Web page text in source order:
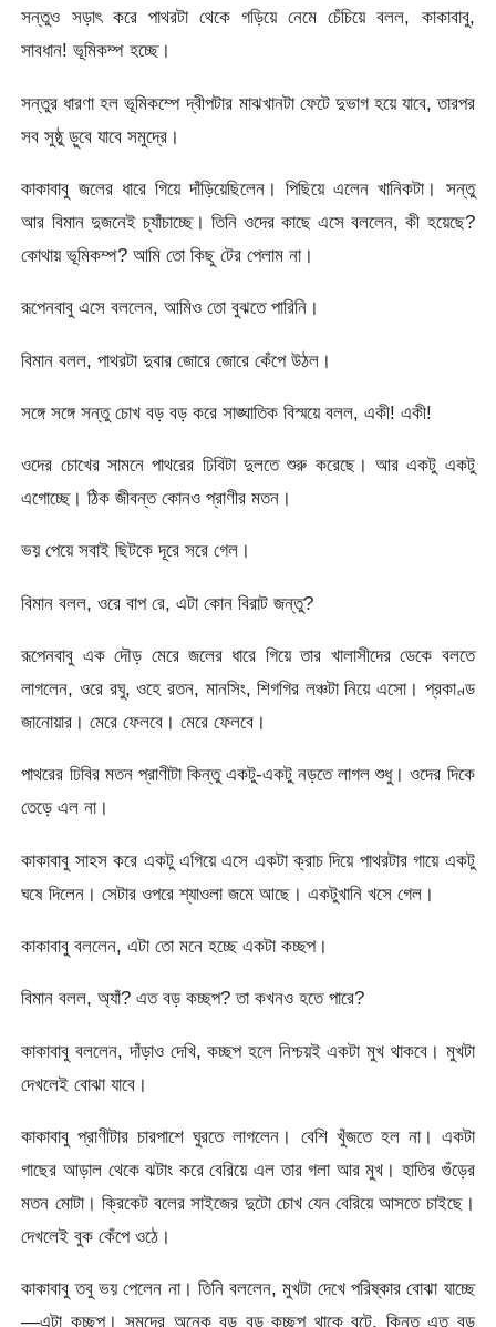
সন্তুও সড়াৎ করে পাথরটা থেকে গড়িয়ে নেমে চেঁচিয়ে বলল, কাকাবাবু,
সাবধান! ভূমিকম্প হচ্ছে।
সন্তুর ধারণা হল ভূমিকম্পে দ্বীপটার মাঝখানটা ফেটে দুভাগ হয়ে যাবে, তারপর
সব সুষ্ঠু ড়ুবে যাবে সমুদ্রে।
কাকাবাবু জলের ধারে গিয়ে দাঁড়িয়েছিলেন। পিছিয়ে এলেন খানিকটা। সন্তু
আর বিমান দুজনেই চ্যাঁচাচ্ছে। তিনি ওদের কাছে এসে বললেন, কী হয়েছে?
কোথায় ভূমিকম্প? আমি তো কিছু টের পেলাম না।
রূপেনবাবু এসে বললেন, আমিও তো বুঝতে পারিনি।
বিমান বলল, পাথরটা দুবার জোরে জোরে কেঁপে উঠল।
সঙ্গে সঙ্গে সন্তু চোখ বড় বড় করে সাঙ্ঘাতিক বিস্ময়ে বলল, একী! একী!
ওদের চোখের সামনে পাথরের ঢিবিটা দুলতে শুরু করেছে। আর একটু একটু
এগোচ্ছে। ঠিক জীবন্ত কোনও প্রাণীর মতন।
ভয় পেয়ে সবাই ছিটকে দূরে সরে গেল।
বিমান বলল, ওরে বাপ রে, এটা কোন বিরাট জন্তু?
রূপেনবাবু এক দৌড় মেরে জলের ধারে গিয়ে তার খালাসীদের ডেকে বলতে
লাগলেন, ওরে রঘু, ওহে রতন, মানসিং, শিগগির লঞ্চটা নিয়ে এসো। প্রকাণ্ড
জানোয়ার। মেরে ফেলবে। মেরে ফেলবে।
পাথরের ঢিবির মতন প্রাণীটা কিন্তু একটু-একটু নড়তে লাগল শুধু। ওদের দিকে
তেড়ে এল না।
কাকাবাবু সাহস করে একটু এগিয়ে এসে একটা ক্রাচ দিয়ে পাথরটার গায়ে একটু
ঘষে দিলেন। সেটার ওপরে শ্যাওলা জমে আছে। একটুখানি খসে গেল।
কাকাবাবু বললেন, এটা তো মনে হচ্ছে একটা কচ্ছপ।
বিমান বলল, অ্যাঁ? এত বড় কচ্ছপ? তা কখনও হতে পারে?
কাকাবাবু বললেন, দাঁড়াও দেখি, কচ্ছপ হলে নিশ্চয়ই একটা মুখ থাকবে। মুখটা
দেখলেই বোঝা যাবে।
কাকাবাবু প্রাণীটার চারপাশে ঘুরতে লাগলেন। বেশি খুঁজতে হল না। একটা
গাছের আড়াল থেকে ঝটাং করে বেরিয়ে এল তার গলা আর মুখ। হাতির গুঁড়ের
মতন মোটা। ক্রিকেট বলের সাইজের দুটো চোখ যেন বেরিয়ে আসতে চাইছে।
দেখলেই বুক কেঁপে ওঠে।
কাকাবাবু তবু ভয় পেলেন না। তিনি বললেন, মুখটা দেখে পরিষ্কার বোঝা যাচ্ছে
—এটা কচ্ছপ। সমুদ্রে অনেক বড় বড় কচ্ছপ থাকে বটে, কিন্তু এত বড়